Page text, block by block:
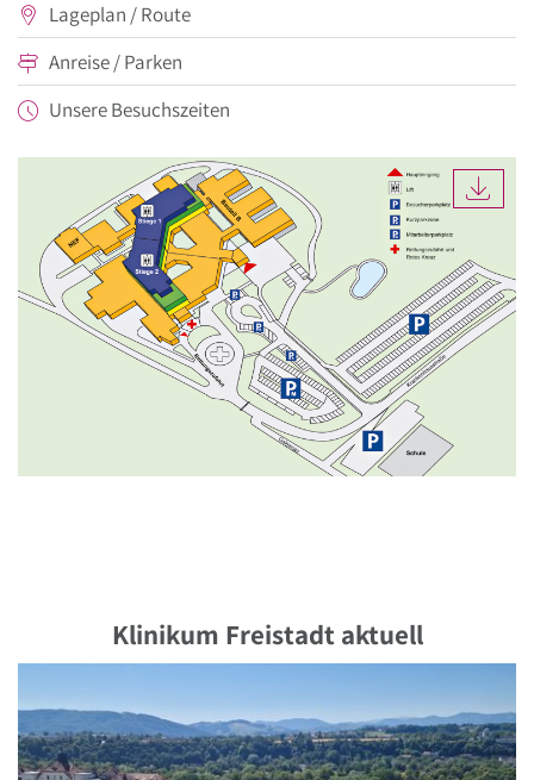
Lageplan / Route
Anreise / Parken
Unsere Besuchszeiten
Klinikum Freistadt aktuell